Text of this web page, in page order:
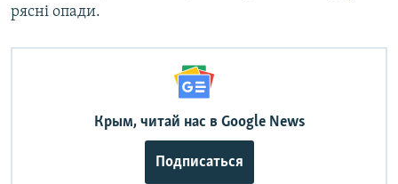
рясні опади.
Крым, читай нас в Google News
Подписаться